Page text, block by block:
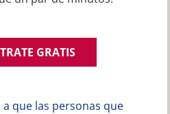
GRATIS
que las personas que